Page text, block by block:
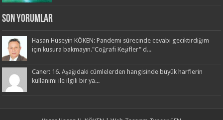
Son Yorumlar
Hasan Hüseyin KÖKEN: Pandemi sürecinde cevabı geciktirdiğim
için kusura bakmayın."Coğrafi Keşifler" d...
Caner: 16. Aşağıdaki cümlelerden hangisinde büyük harflerin
kullanımı ile ilgili bir ya...